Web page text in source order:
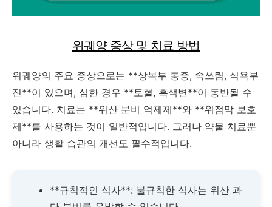
위궤양 증상 및 치료 방법
위궤양의 주요 증상으로는 **상복부 통증, 속쓰림, 식욕부
진**이 있으며, 심한 경우 **토혈, 흑색변**이 동반될 수
있습니다. 치료는 **위산 분비 억제제**와 **위점막 보호
제**를 사용하는 것이 일반적입니다. 그러나 약물 치료뿐
아니라 생활 습관의 개선도 필수적입니다.
**규칙적인 식사**: 불규칙한 식사는 위산 과